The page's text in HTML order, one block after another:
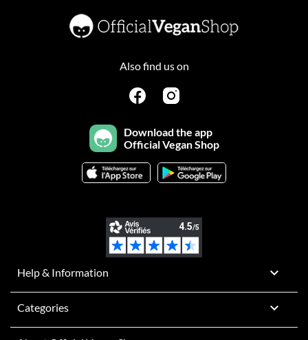
Also find us on
Download the app
Official Vegan Shop
Help & Information 
Categories 